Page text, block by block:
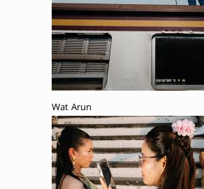
Wat Arun